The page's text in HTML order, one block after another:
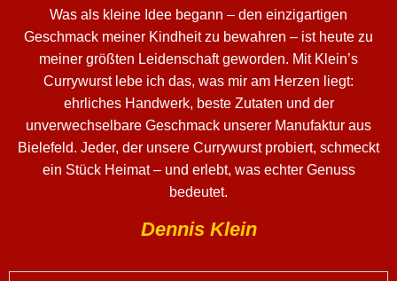
Was als kleine Idee begann – den einzigartigen
Geschmack meiner Kindheit zu bewahren – ist heute zu
meiner größten Leidenschaft geworden. Mit Klein’s
Currywurst lebe ich das, was mir am Herzen liegt:
ehrliches Handwerk, beste Zutaten und der
unverwechselbare Geschmack unserer Manufaktur aus
Bielefeld. Jeder, der unsere Currywurst probiert, schmeckt
ein Stück Heimat – und erlebt, was echter Genuss
bedeutet.
Dennis Klein